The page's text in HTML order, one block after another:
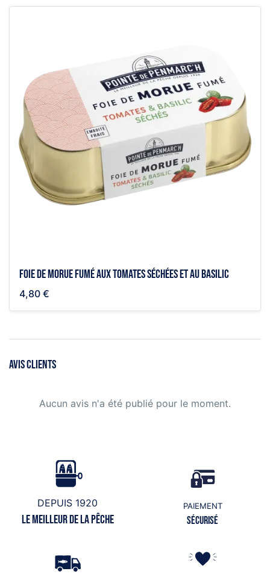
Foie de morue fumé aux tomates séchées et au basilic
4,80 €
AVIS CLIENTS
Aucun avis n'a été publié pour le moment.
DEPUIS 1920
Le meilleur de la pêche
PAIEMENT
Sécurisé